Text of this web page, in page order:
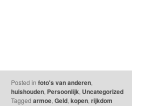
Posted in foto's van anderen,
huishouden, Persoonlijk, Uncategorized
Tagged armoe, Geld, kopen, rijkdom